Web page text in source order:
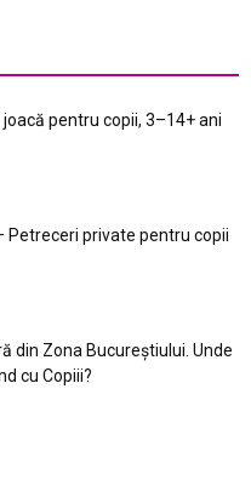
pentru copii, 3–14+ ani
Petreceri private pentru copii
din Zona Bucureştiului. Unde
cu Copiii?